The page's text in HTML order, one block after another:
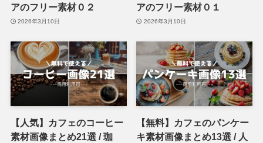
アのフリー素材０２
2026年3月10日
アのフリー素材０１
2026年3月10日
【人気】カフェのコーヒー
素材画像まとめ21選 / 珈
【無料】カフェのパンケー
キ素材画像まとめ13選 / 人